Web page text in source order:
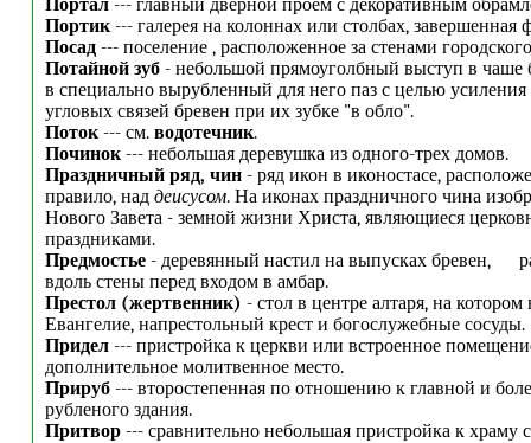
Портал--- главный дверной проем с декоративным
Портик--- галерея на колоннах или столбах, завершенная
Посад--- поселение , расположенное за стенами
Потайной зуб- небольшой прямоуголбный выступ в чаше
в специально вырубленный для него паз с целью усиления
угловых связей бревен при их зубке "в обло".
Поток--- см. водотечник.
Починок--- небольшая деревушка из одного-трех домов.
Праздничный ряд, чин- ряд икон в иконостасе,
правило, над деисусом. На иконах праздничного чина
Нового Завета - земной жизни Христа, являющиеся
праздниками.
Предмостье - деревянный настил на выпусках бревен,
вдоль стены перед входом в амбар.
Престол (жертвенник) - стол в центре алтаря, на котором
Евангелие, напрестольный крест и богослужебные сосуды.
Придел--- пристройка к церкви или встроенное
дополнительное молитвенное место.
Прируб--- второстепенная по отношению к главной и
рубленого здания.
Притвор --- сравнительно небольшая пристройка к храму